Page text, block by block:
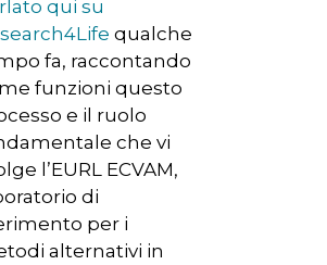
qui su
qualche
fa, raccontando
funzioni questo
e il ruolo
che vi
l’EURL ECVAM,
di
per i
alternativi in